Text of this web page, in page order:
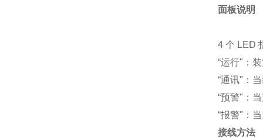
面板说明
4 个 LED
“运行"：
“通讯"：
“预警"：
“报警"：
接线方法